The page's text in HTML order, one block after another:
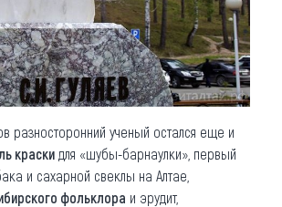
разносторонний ученый остался еще и
краски для «шубы-барнаулки», первый
и сахарной свеклы на Алтае,
фольклора и эрудит,